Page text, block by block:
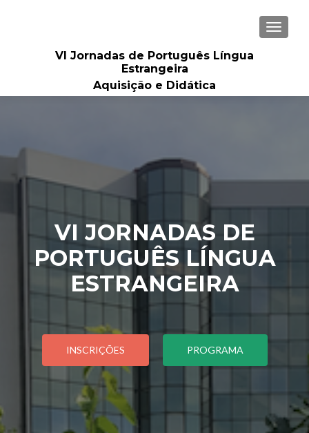
VI Jornadas de Português Língua
Estrangeira
Aquisição e Didática
VI JORNADAS DE
PORTUGUÊS LÍNGUA
ESTRANGEIRA
INSCRIÇÕES PROGRAMA